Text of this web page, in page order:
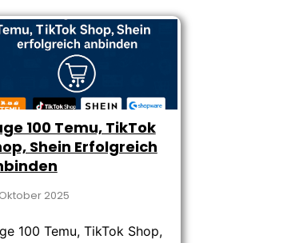
100 Temu, TikTok
Shein Erfolgreich
Oktober 2025
100 Temu, TikTok Shop,